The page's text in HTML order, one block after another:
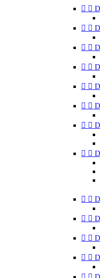
 
 
 
 
 
 
 
 
 
 
 
 